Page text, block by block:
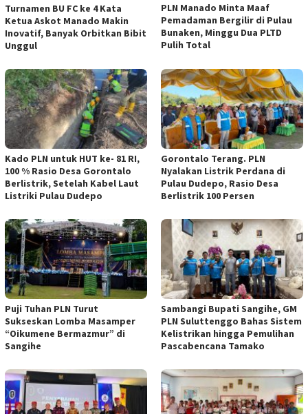
Turnamen BU FC ke 4 Kata
Ketua Askot Manado Makin
Inovatif, Banyak Orbitkan Bibit
Unggul
PLN Manado Minta Maaf
Pemadaman Bergilir di Pulau
Bunaken, Minggu Dua PLTD
Pulih Total
Kado PLN untuk HUT ke- 81 RI,
100 % Rasio Desa Gorontalo
Berlistrik, Setelah Kabel Laut
Listriki Pulau Dudepo
Gorontalo Terang. PLN
Nyalakan Listrik Perdana di
Pulau Dudepo, Rasio Desa
Berlistrik 100 Persen
Puji Tuhan PLN Turut
Sukseskan Lomba Masamper
“Oikumene Bermazmur” di
Sangihe
Sambangi Bupati Sangihe, GM
PLN Suluttenggo Bahas Sistem
Kelistrikan hingga Pemulihan
Pascabencana Tamako